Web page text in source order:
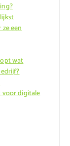
een
wat
voor digitale